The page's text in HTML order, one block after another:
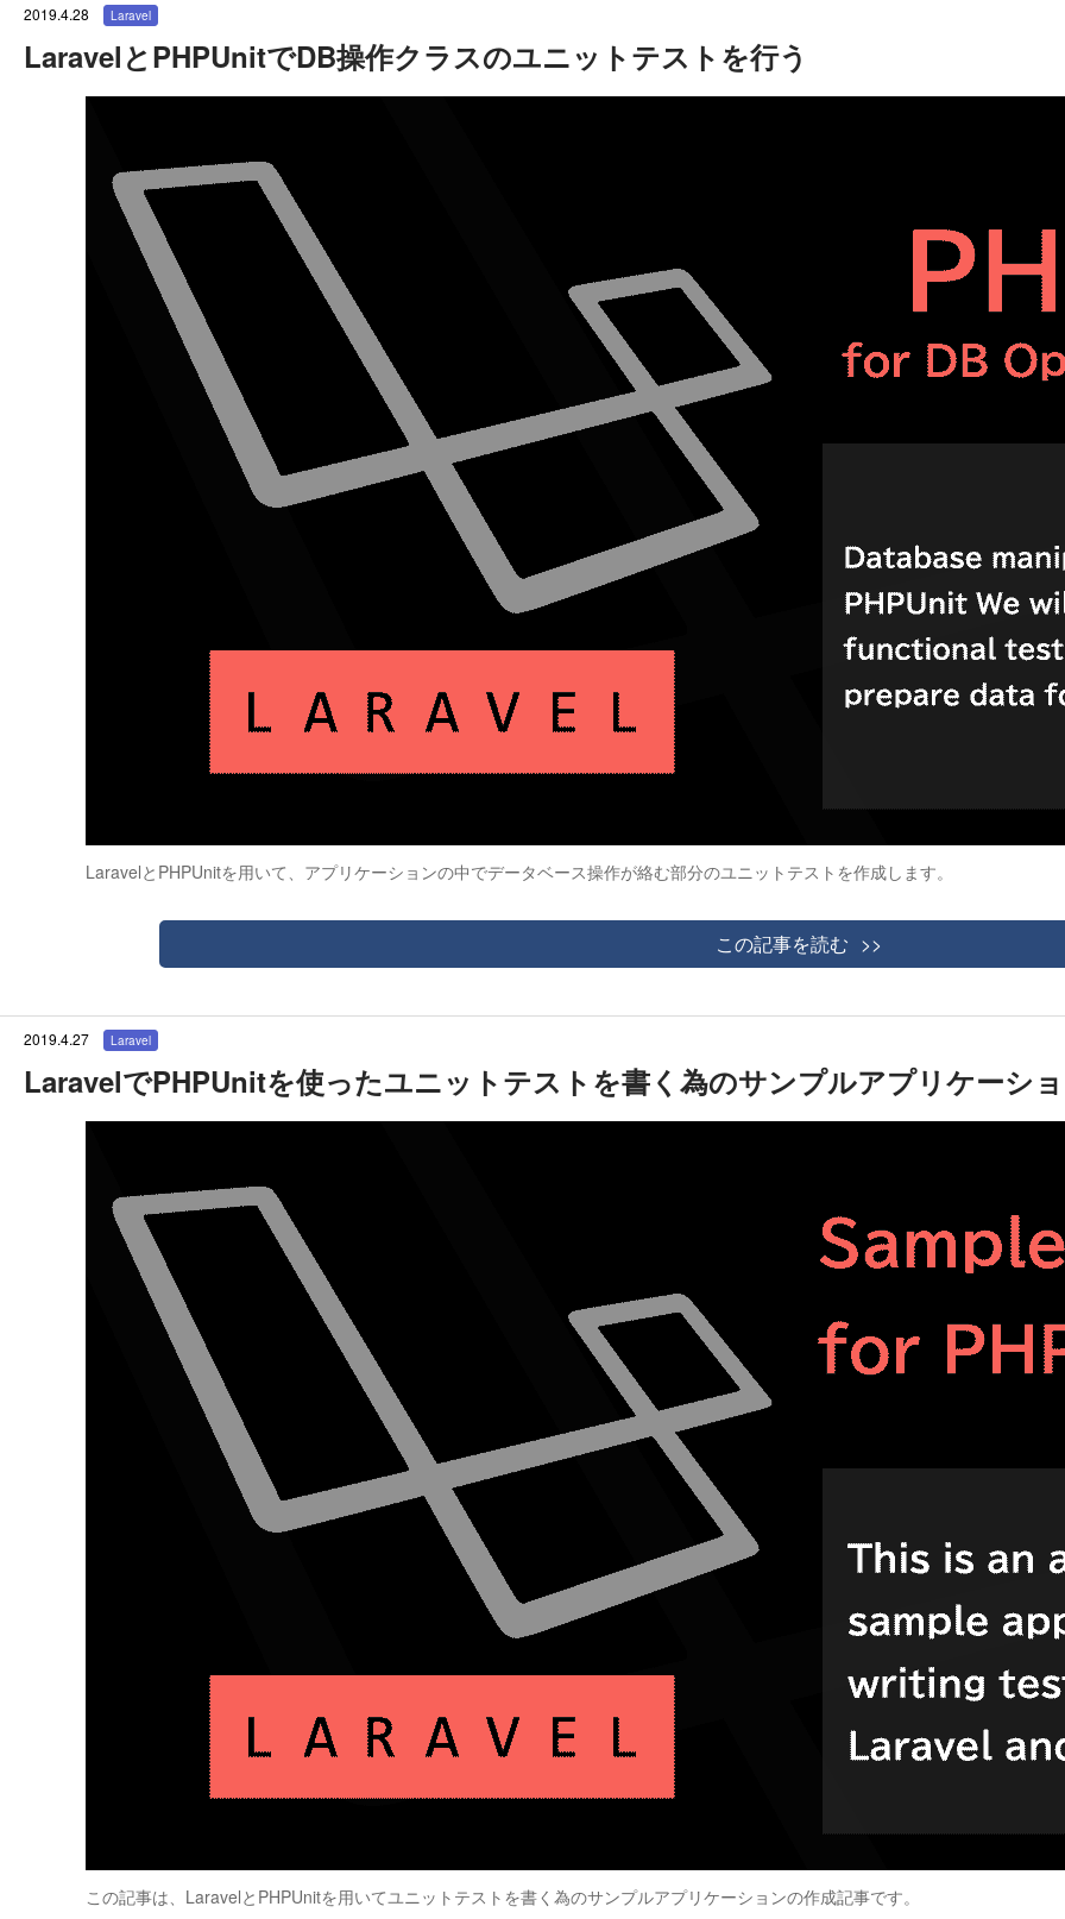
LaravelとPHPUnitでDB操作クラスのユニットテストを行う
2019.4.28 Laravel
LaravelとPHPUnitを用いて、アプリケーションの中でデータベース操作が絡む部分のユニットテストを作成します。
この記事を読む
LaravelでPHPUnitを使ったユニットテストを書く為のサンプルアプリケーシ
2019.4.27 Laravel
この記事は、LaravelとPHPUnitを用いてユニットテストを書く為のサンプルアプリケーションの作成記事です。